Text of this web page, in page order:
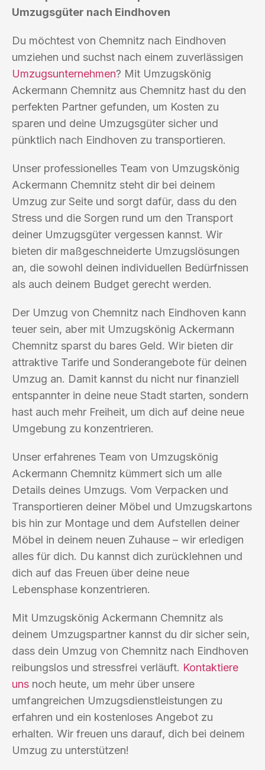
Umzugsgüter nach Eindhoven
Du möchtest von Chemnitz nach Eindhoven
umziehen und suchst nach einem zuverlässigen
Umzugsunternehmen? Mit Umzugskönig
Ackermann Chemnitz aus Chemnitz hast du den
perfekten Partner gefunden, um Kosten zu
sparen und deine Umzugsgüter sicher und
pünktlich nach Eindhoven zu transportieren.
Unser professionelles Team von Umzugskönig
Ackermann Chemnitz steht dir bei deinem
Umzug zur Seite und sorgt dafür, dass du den
Stress und die Sorgen rund um den Transport
deiner Umzugsgüter vergessen kannst. Wir
bieten dir maßgeschneiderte Umzugslösungen
an, die sowohl deinen individuellen Bedürfnissen
als auch deinem Budget gerecht werden.
Der Umzug von Chemnitz nach Eindhoven kann
teuer sein, aber mit Umzugskönig Ackermann
Chemnitz sparst du bares Geld. Wir bieten dir
attraktive Tarife und Sonderangebote für deinen
Umzug an. Damit kannst du nicht nur finanziell
entspannter in deine neue Stadt starten, sondern
hast auch mehr Freiheit, um dich auf deine neue
Umgebung zu konzentrieren.
Unser erfahrenes Team von Umzugskönig
Ackermann Chemnitz kümmert sich um alle
Details deines Umzugs. Vom Verpacken und
Transportieren deiner Möbel und Umzugskartons
bis hin zur Montage und dem Aufstellen deiner
Möbel in deinem neuen Zuhause – wir erledigen
alles für dich. Du kannst dich zurücklehnen und
dich auf das Freuen über deine neue
Lebensphase konzentrieren.
Mit Umzugskönig Ackermann Chemnitz als
deinem Umzugspartner kannst du dir sicher sein,
dass dein Umzug von Chemnitz nach Eindhoven
reibungslos und stressfrei verläuft. Kontaktiere
uns noch heute, um mehr über unsere
umfangreichen Umzugsdienstleistungen zu
erfahren und ein kostenloses Angebot zu
erhalten. Wir freuen uns darauf, dich bei deinem
Umzug zu unterstützen!